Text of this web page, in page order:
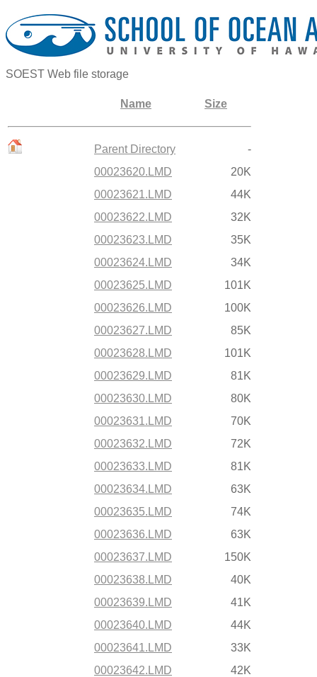
SOEST Web file storage
Name Size
Parent Directory
-
00023620.LMD
20K
00023621.LMD
44K
00023622.LMD
32K
00023623.LMD
35K
00023624.LMD
34K
00023625.LMD
101K
00023626.LMD
100K
00023627.LMD
85K
00023628.LMD
101K
00023629.LMD
81K
00023630.LMD
80K
00023631.LMD
70K
00023632.LMD
72K
00023633.LMD
81K
00023634.LMD
63K
00023635.LMD
74K
00023636.LMD
63K
00023637.LMD
150K
00023638.LMD
40K
00023639.LMD
41K
00023640.LMD
44K
00023641.LMD
33K
00023642.LMD
42K